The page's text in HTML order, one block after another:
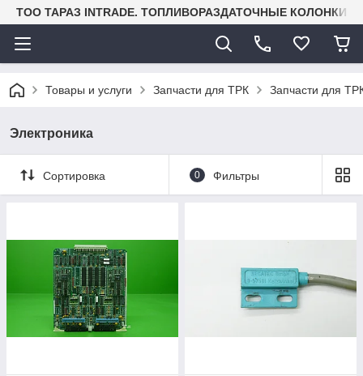
TOO ТАРАЗ INTRADE. ТОПЛИВОРАЗДАТОЧНЫЕ КОЛОНКИ
Товары и услуги Запчасти для ТРК Запчасти для
Электроника
Сортировка 0 Фильтры